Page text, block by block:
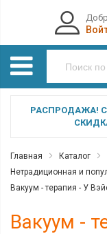
РАСПРОДАЖА!
Главная Каталог
Нетрадиционная и
Вакуум - терапия - У
Вакуум -